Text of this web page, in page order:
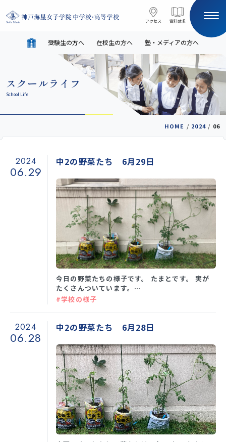
アクセス 資料請求
アクセス 資料請求
HOME
在校生の方へ
お知らせ
スクールライフ
交通アクセス お問い合わせ
利用規約・免責事項 個人情報保護方針
受験生の方へ 在校生の方へ 塾・メディアの方へ
スクールライフ
School Life
HOME / 2024 / 06
2024
06.29
中2の野菜たち 6月29日
今日の野菜たちの様子です。 たまとです。 実が
たくさんついています。…
#学校の様子
2024
06.28
中2の野菜たち 6月28日